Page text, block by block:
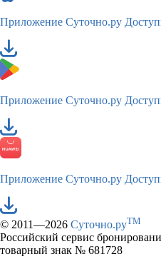
Приложение Суточно.ру
Приложение Суточно.ру
Приложение Суточно.ру
© 2011—2026 Суточно.руTM
Российский сервис
товарный знак № 681728